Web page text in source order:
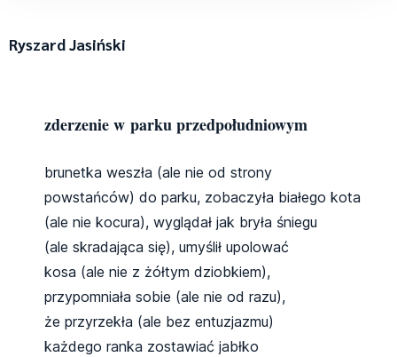
Ryszard Jasiński
zderzenie w parku przedpołudniowym
brunetka weszła (ale nie od strony
powstańców) do parku, zobaczyła białego kota
(ale nie kocura), wyglądał jak bryła śniegu
(ale skradająca się), umyślił upolować
kosa (ale nie z żółtym dziobkiem),
przypomniała sobie (ale nie od razu),
że przyrzekła (ale bez entuzjazmu)
każdego ranka zostawiać jabłko